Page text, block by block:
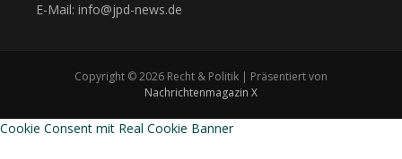
E-Mail: info@jpd-news.de
Copyright © 2026 Recht & Politik | Präsentiert von
Nachrichtenmagazin X
Cookie Consent mit Real Cookie Banner